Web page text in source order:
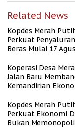
Related News
Kopdes Merah
Perkuat
Beras Mulai 17
Koperasi Desa
Jalan Baru
Kemandirian
Kopdes Merah
Perkuat Ekonomi
Bukan